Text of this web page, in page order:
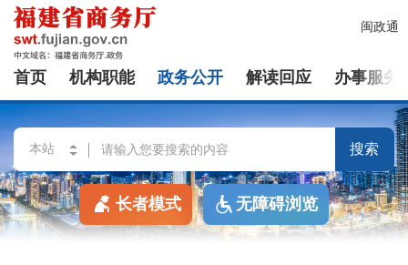
闽政通
首页 机构职能 政务公开 解读回应 办事服务
搜索
长者模式 无障碍浏览